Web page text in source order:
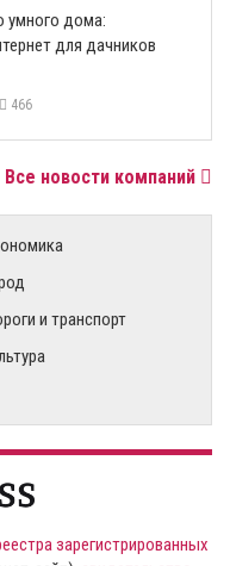
умного дома:
для дачников
466
Все новости компаний
и транспорт
зарегистрированных